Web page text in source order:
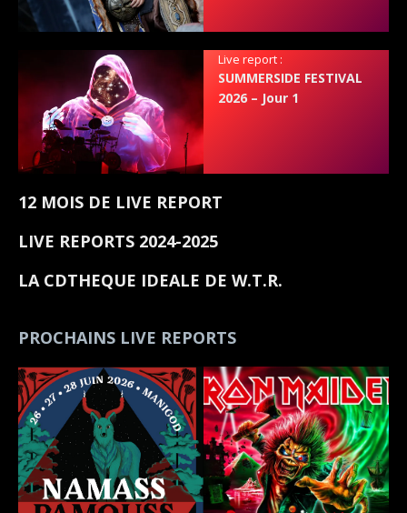
Live report :
SUMMERSIDE FESTIVAL
2026 – Jour 1
12 MOIS DE LIVE REPORT
LIVE REPORTS 2024-2025
LA CDTHEQUE IDEALE DE W.T.R.
PROCHAINS LIVE REPORTS